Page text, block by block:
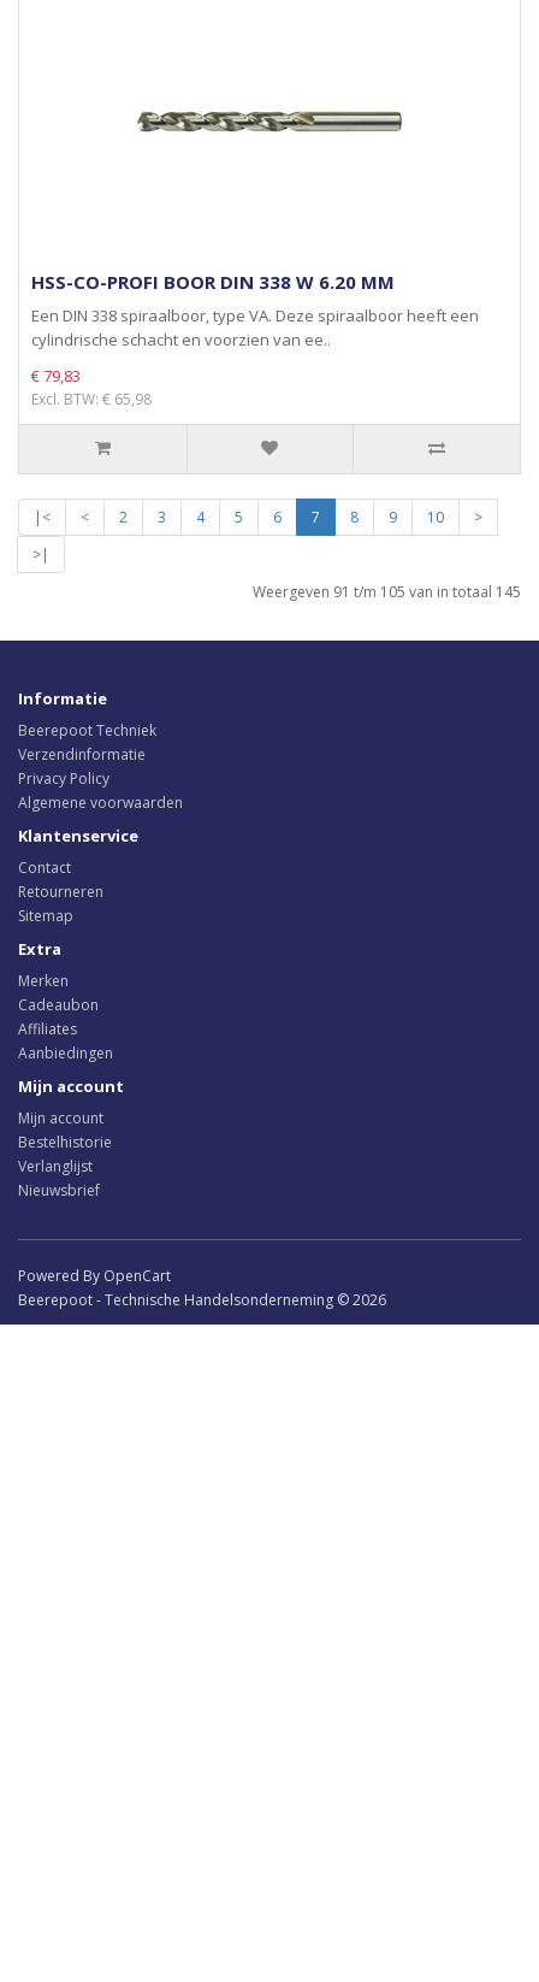
HSS-CO-PROFI BOOR DIN 338 W 6.20 MM
Een DIN 338 spiraalboor, type VA. Deze spiraalboor heeft een
cylindrische schacht en voorzien van ee..
€ 79,83
Excl. BTW: € 65,98
|< < 2 3 4 5 6 7 8 9 10
>
>|
Weergeven 91 t/m 105 van in totaal 145
Informatie
Beerepoot Techniek
Verzendinformatie
Privacy Policy
Algemene voorwaarden
Klantenservice
Contact
Retourneren
Sitemap
Extra
Merken
Cadeaubon
Affiliates
Aanbiedingen
Mijn account
Mijn account
Bestelhistorie
Verlanglijst
Nieuwsbrief
Powered By OpenCart
Beerepoot - Technische Handelsonderneming © 2026